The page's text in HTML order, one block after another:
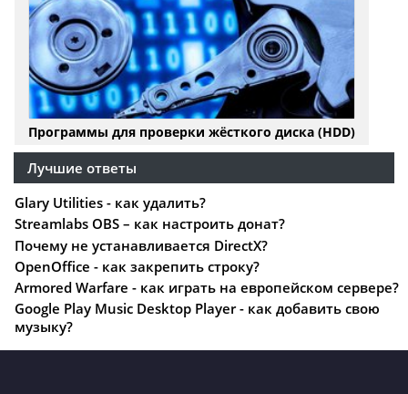
Программы для проверки жёсткого диска (HDD)
Лучшие ответы
Glary Utilities - как удалить?
Streamlabs OBS – как настроить донат?
Почему не устанавливается DirectX?
OpenOffice - как закрепить строку?
Armored Warfare - как играть на европейском сервере?
Google Play Music Desktop Player - как добавить свою
музыку?